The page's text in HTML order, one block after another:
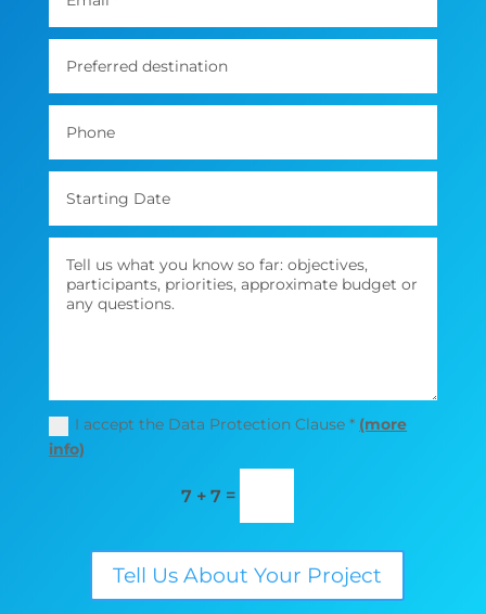
I accept the Data Protection Clause * (more
info)
7 + 7 =
Tell Us About Your Project